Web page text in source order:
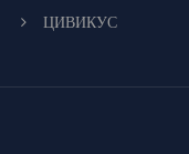
ЦИВИКУС